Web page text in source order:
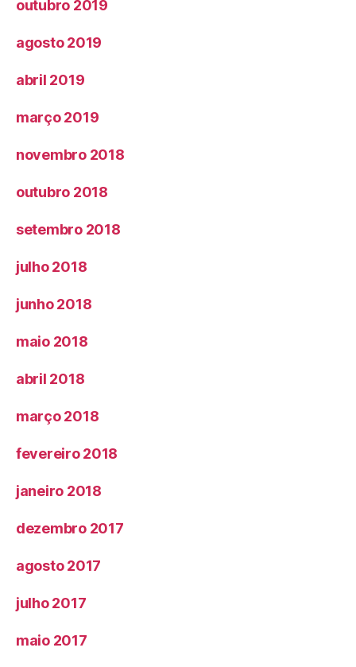
outubro 2019
agosto 2019
abril 2019
março 2019
novembro 2018
outubro 2018
setembro 2018
julho 2018
junho 2018
maio 2018
abril 2018
março 2018
fevereiro 2018
janeiro 2018
dezembro 2017
agosto 2017
julho 2017
maio 2017